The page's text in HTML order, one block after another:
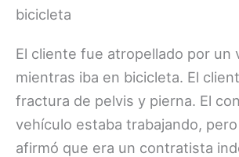
bicicleta
El cliente fue atropellado por un
mientras iba en bicicleta. El
fractura de pelvis y pierna. El
vehículo estaba trabajando,
afirmó que era un contratista